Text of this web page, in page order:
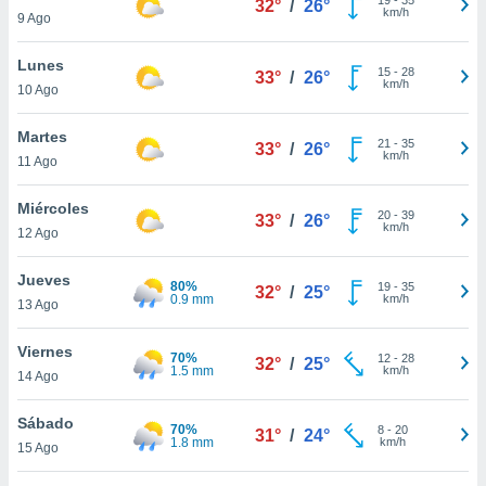
más
nuestra
y
de
disponible
cookies
aceptar
9 Ago
32° / 26°
km/h
Lunes
10 Ago
33° / 26° 15- 28
km/h
Martes
11 Ago
33° / 26° 21 - 35
km/h
Miércoles
12 Ago
33° / 26° 20- 39
km/h
Jueves
13 Ago
80%
0.9 mm
32° / 25° 19- 35
km/h
Viernes
14 Ago
70%
1.5 mm
32° / 25° 12- 28
km/h
Sábado
15 Ago
70%
1.8 mm
31° / 24° 8- 20
km/h